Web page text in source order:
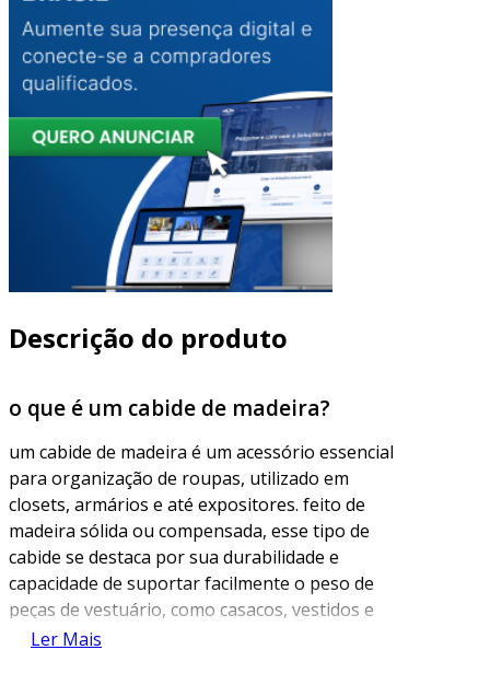
Descrição do produto
o que é um cabide de madeira?
um cabide de madeira é um acessório essencial
para organização de roupas, utilizado em
closets, armários e até expositores. feito de
madeira sólida ou compensada, esse tipo de
cabide se destaca por sua durabilidade e
capacidade de suportar facilmente o peso de
peças de vestuário, como casacos, vestidos e
camisas. além de funcional, o cabide de madeira
Ler Mais